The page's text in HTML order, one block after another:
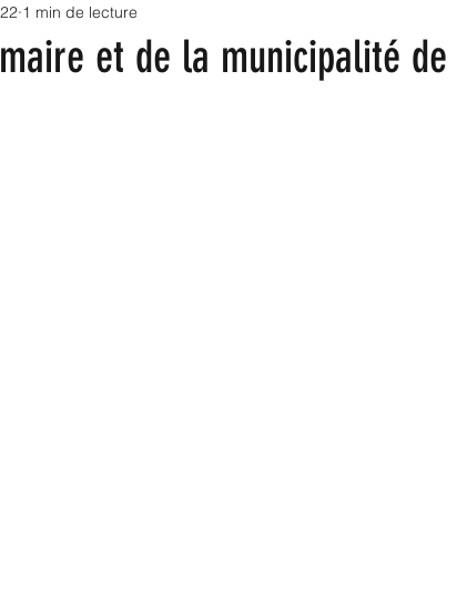
2022 Sénatoriales 2023
et de la municipalité de
1 min de lecture